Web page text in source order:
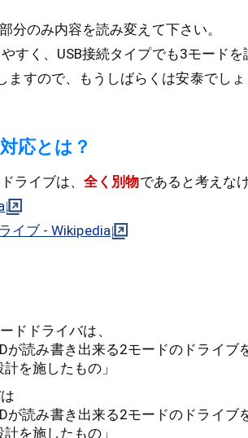
分のみ内容を読み変えて下さい。
すく、USB接続タイプでも3モード
すので、もうしばらくは安泰でしょ
応とは？
ライブは、全く別物であると考えな
イブ - Wikipedia
ドドライバは、
が読み書き出来る2モードのドライブ
を施したもの」
が読み書き出来る2モードのドライブ
を施したもの」